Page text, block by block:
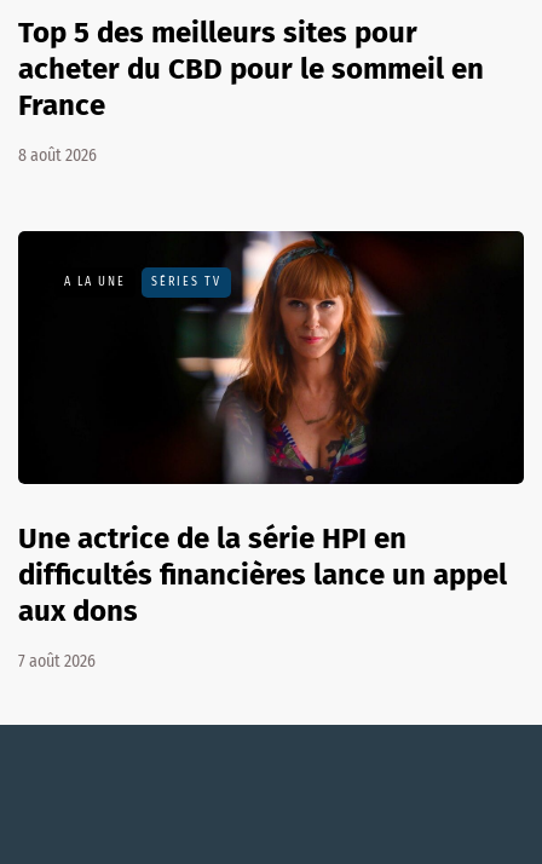
Top 5 des meilleurs sites pour
acheter du CBD pour le sommeil en
France
8 août 2026
A LA UNE SÉRIES TV
Une actrice de la série HPI en
difficultés financières lance un appel
aux dons
7 août 2026